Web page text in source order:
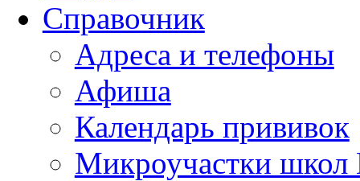
Справочник
Адреса и телефоны
Афиша
Календарь прививок
Микроучастки школ